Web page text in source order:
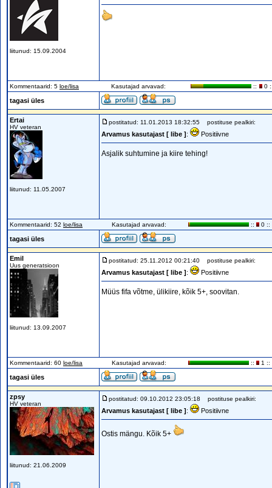
liitunud: 15.09.2004
Kommentaarid: 5 loe/lisa Kasutajad arvavad: :: 0
tagasi üles
Ertai
HV veteran
liitunud: 11.05.2007
postitatud: 11.01.2013 18:32:55 postituse pealkiri:
Arvamus kasutajast [ libe ]: Positiivne
Asjalik suhtumine ja kiire tehing!
Kommentaarid: 52 loe/lisa Kasutajad arvavad: :: 0 ::
tagasi üles
Emil
Uus generatsioon
liitunud: 13.09.2007
postitatud: 25.11.2012 00:21:40 postituse pealkiri:
Arvamus kasutajast [ libe ]: Positiivne
Müüs fifa võtme, ülikiire, kõik 5+, soovitan.
Kommentaarid: 60 loe/lisa Kasutajad arvavad: :: 1 ::
tagasi üles
zpsy
HV veteran
liitunud: 21.06.2009
postitatud: 09.10.2012 23:05:18 postituse pealkiri:
Arvamus kasutajast [ libe ]: Positiivne
Ostis mängu. Kõik 5+